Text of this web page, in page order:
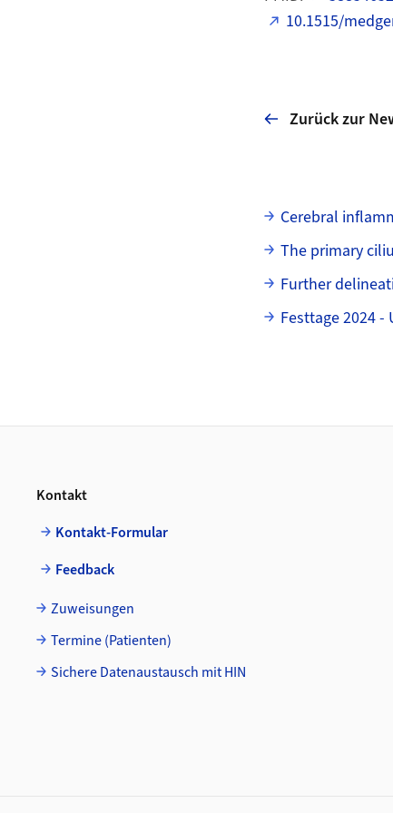
10.1515/
Zurück zur
Unterseiten
Cerebral
The primary
Further
Festtage 2024 -
Kontakt
Kontakt-Formular
Feedback
Zuweisungen
Termine (Patienten)
Sichere Datenaustausch mit HIN